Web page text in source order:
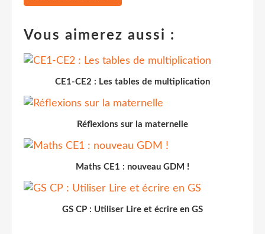
Vous aimerez aussi :
CE1-CE2 : Les tables de multiplication
Réflexions sur la maternelle
Maths CE1 : nouveau GDM !
GS CP : Utiliser Lire et écrire en GS